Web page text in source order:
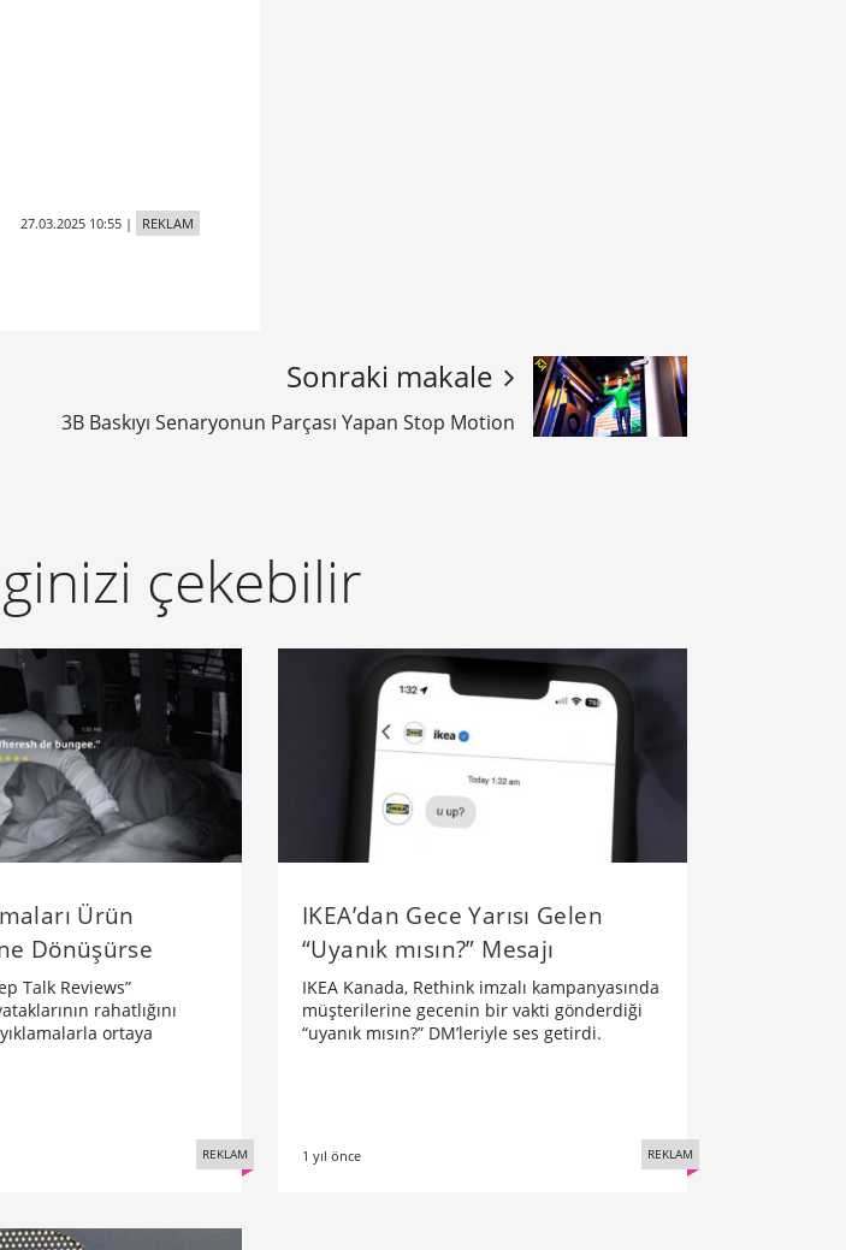
27.03.2025 10:55| REKLAM
Sonraki makale
3B Baskıyı Senaryonun Parçası Yapan Stop Motion
çekebilir
Ürün
Dönüşürse
Talk Reviews”
rahatlığını
ortaya
REKLAM
IKEA’dan Gece Yarısı Gelen
“Uyanık mısın?” Mesajı
IKEA Kanada, Rethink imzalı kampanyasında
müşterilerine gecenin bir vakti gönderdiği
“uyanık mısın?” DM’leriyle ses getirdi.
1 yıl önce REKLAM